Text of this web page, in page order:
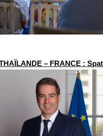
– FRANCE :